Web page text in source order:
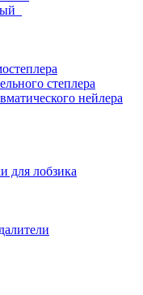
степлера
нейлера
для лобзика